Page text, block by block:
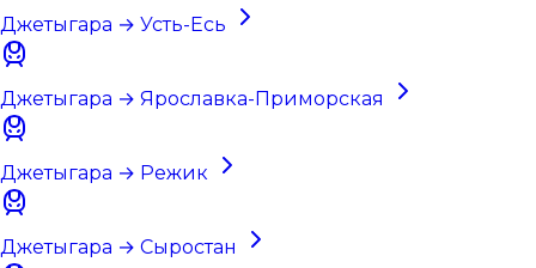
Джетыгара → Усть-Есь
Джетыгара → Ярославка-Приморская
Джетыгара → Режик
Джетыгара → Сыростан